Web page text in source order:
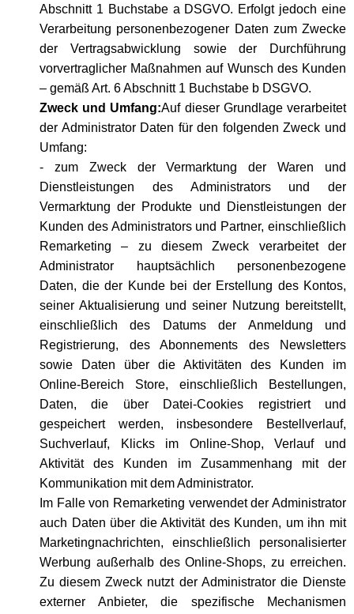
Abschnitt 1 Buchstabe a DSGVO. Erfolgt jedoch eine
Verarbeitung personenbezogener Daten zum Zwecke
der Vertragsabwicklung sowie der Durchführung
vorvertraglicher Maßnahmen auf Wunsch des Kunden
– gemäß Art. 6 Abschnitt 1 Buchstabe b DSGVO.
Zweck und Umfang:Auf dieser Grundlage verarbeitet
der Administrator Daten für den folgenden Zweck und
Umfang:
- zum Zweck der Vermarktung der Waren und
Dienstleistungen des Administrators und der
Vermarktung der Produkte und Dienstleistungen der
Kunden des Administrators und Partner, einschließlich
Remarketing – zu diesem Zweck verarbeitet der
Administrator hauptsächlich personenbezogene
Daten, die der Kunde bei der Erstellung des Kontos,
seiner Aktualisierung und seiner Nutzung bereitstellt,
einschließlich des Datums der Anmeldung und
Registrierung, des Abonnements des Newsletters
sowie Daten über die Aktivitäten des Kunden im
Online-Bereich Store, einschließlich Bestellungen,
Daten, die über Datei-Cookies registriert und
gespeichert werden, insbesondere Bestellverlauf,
Suchverlauf, Klicks im Online-Shop, Verlauf und
Aktivität des Kunden im Zusammenhang mit der
Kommunikation mit dem Administrator.
Im Falle von Remarketing verwendet der Administrator
auch Daten über die Aktivität des Kunden, um ihn mit
Marketingnachrichten, einschließlich personalisierter
Werbung außerhalb des Online-Shops, zu erreichen.
Zu diesem Zweck nutzt der Administrator die Dienste
externer Anbieter, die spezifische Mechanismen